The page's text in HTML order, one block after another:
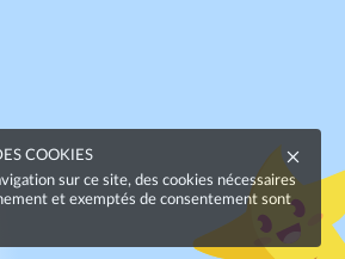
COOKIES
sur ce site, des cookies nécessaires
et exemptés de consentement sont